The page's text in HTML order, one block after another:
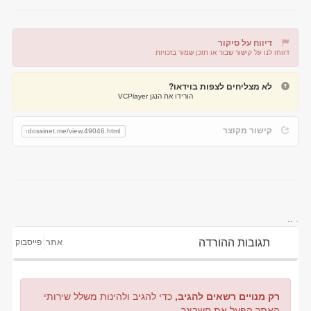
דיווח על סיקור
דווחו לנו על קישור שבור או תוכן שמור בזכויות
דיווח על קישור שבור
לא מצליחים לצפות בוידאו?
הורידו את הנגן VCPlayer
קישור מקוצר
תגובות ההורדה אתר פייסבוק
רק מנויים רשאים להגיב, כדי להגיב ולהינות משלל שירותי